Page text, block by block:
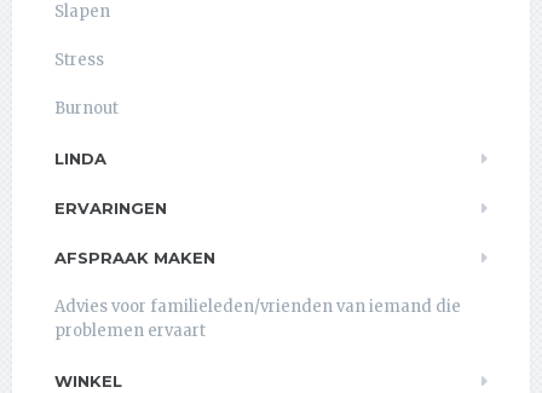
Slapen
Stress
Burnout
LINDA
ERVARINGEN
AFSPRAAK MAKEN
Advies voor familieleden/vrienden van iemand die
problemen ervaart
WINKEL